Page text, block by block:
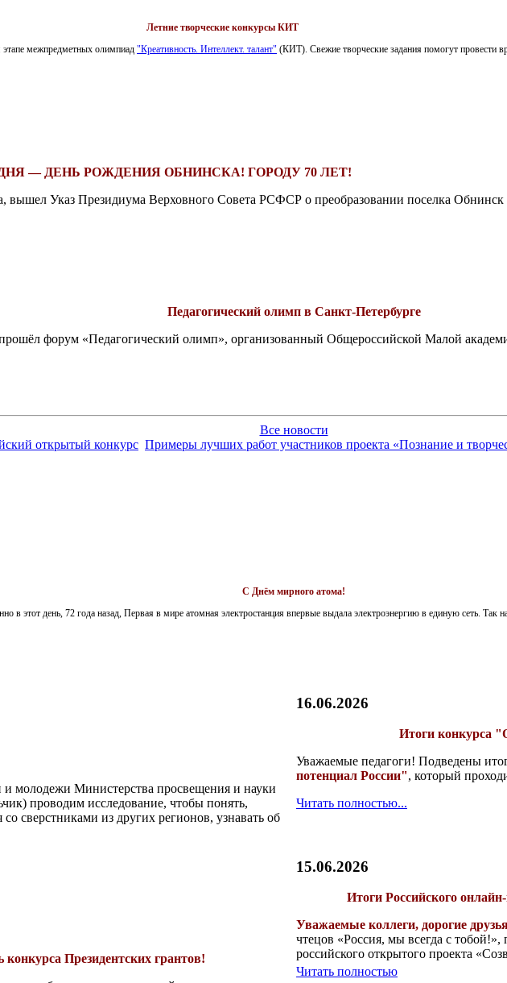
Летние творческие конкурсы КИТ
этапе межпредметных олимпиад "Креативность. Интеллект. талант" (КИТ). Свежие творческие задания помогут провести
— ДЕНЬ РОЖДЕНИЯ ОБНИНСКА! ГОРОДУ 70 ЛЕТ!
вышел Указ Президиума Верховного Совета РСФСР о преобразовании поселка Обнинск
Педагогический олимп в Санкт-Петербурге
форум «Педагогический олимп», организованный Общероссийской Малой
Все новости
открытый конкурс Примеры лучших работ участников проекта «Познание и
С Днём мирного атома!
этот день, 72 года назад, Первая в мире атомная электростанция впервые выдала электроэнергию в единую сеть. Так
молодежи Министерства просвещения и науки
проводим исследование, чтобы понять,
сверстниками из других регионов, узнавать об
Президентских грантов!
16.06.2026
Итоги конкурса
Уважаемые педагоги! Подведены
потенциал России", который
Читать полностью...
15.06.2026
Итоги Российского
Уважаемые коллеги, дорогие
чтецов «Россия, мы всегда с
российского открытого проекта
Читать полностью